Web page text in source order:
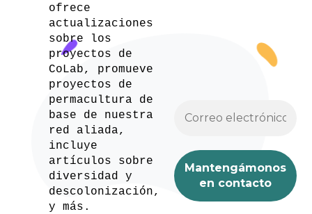
ofrece
actualizaciones
sobre los
proyectos de
CoLab, promueve
proyectos de
permacultura de
base de nuestra
red aliada,
incluye
artículos sobre
diversidad y
descolonización,
y más.